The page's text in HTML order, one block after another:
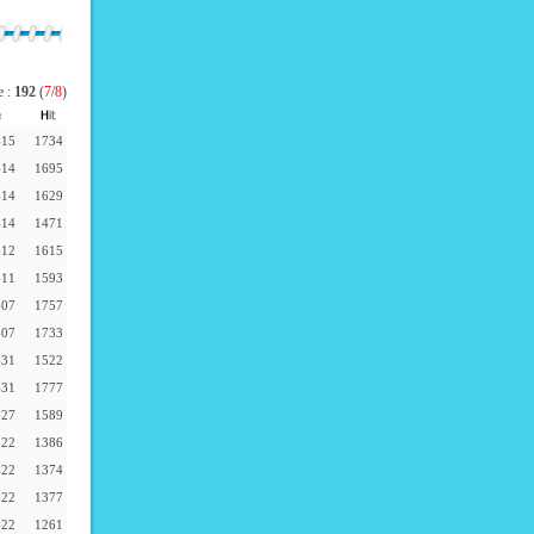
: 192 (7/8)
1734
1695
1629
1471
1615
1593
1757
1733
1522
1777
1589
1386
1374
1377
1261